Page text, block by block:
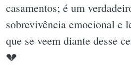
casamentos; é um
sobrevivência emocional e
que se veem diante desse
💔